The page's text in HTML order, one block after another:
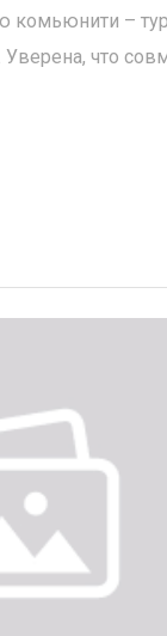
комьюнити –
Уверена, что